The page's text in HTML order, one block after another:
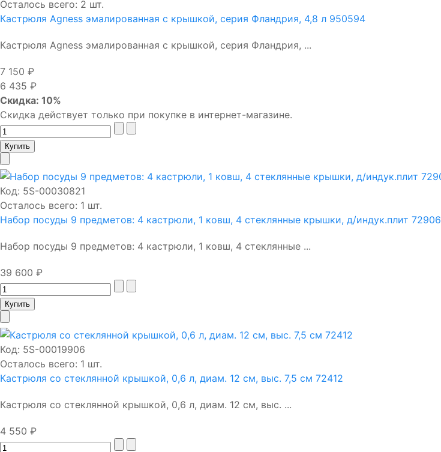
Осталось всего: 2 шт.
Кастрюля Agness эмалированная с крышкой, серия Фландрия, 4,8 л 950594
Кастрюля Agness эмалированная с крышкой, серия Фландрия, ...
7 150 ₽
6 435 ₽
Скидка: 10%
Скидка действует только при покупке в интернет-магазине.
Код: 5S-00030821
Осталось всего: 1 шт.
Набор посуды 9 предметов: 4 кастрюли, 1 ковш, 4 стеклянные крышки, д/индук.плит 72906
Набор посуды 9 предметов: 4 кастрюли, 1 ковш, 4 стеклянные ...
39 600 ₽
Код: 5S-00019906
Осталось всего: 1 шт.
Кастрюля со стеклянной крышкой, 0,6 л, диам. 12 см, выс. 7,5 см 72412
Кастрюля со стеклянной крышкой, 0,6 л, диам. 12 см, выс. ...
4 550 ₽